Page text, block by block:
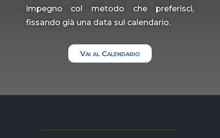
impegno col metodo che preferisci,
fissando già una data sul calendario.
Vai al Calendario